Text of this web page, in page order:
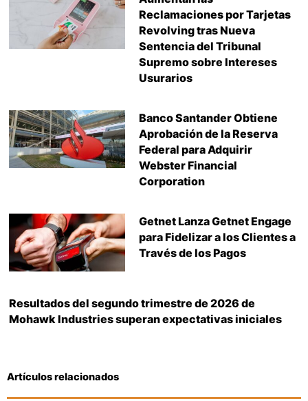
Reclamaciones por Tarjetas
Revolving tras Nueva
Sentencia del Tribunal
Supremo sobre Intereses
Usurarios
Banco Santander Obtiene
Aprobación de la Reserva
Federal para Adquirir
Webster Financial
Corporation
Getnet Lanza Getnet Engage
para Fidelizar a los Clientes a
Través de los Pagos
Resultados del segundo trimestre de 2026 de
Mohawk Industries superan expectativas iniciales
Artículos relacionados